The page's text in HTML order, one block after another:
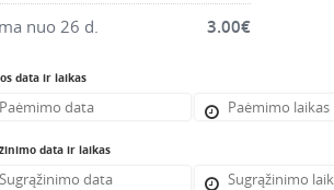
nuo 26 d. 3.00€
data ir laikas
data ir laikas